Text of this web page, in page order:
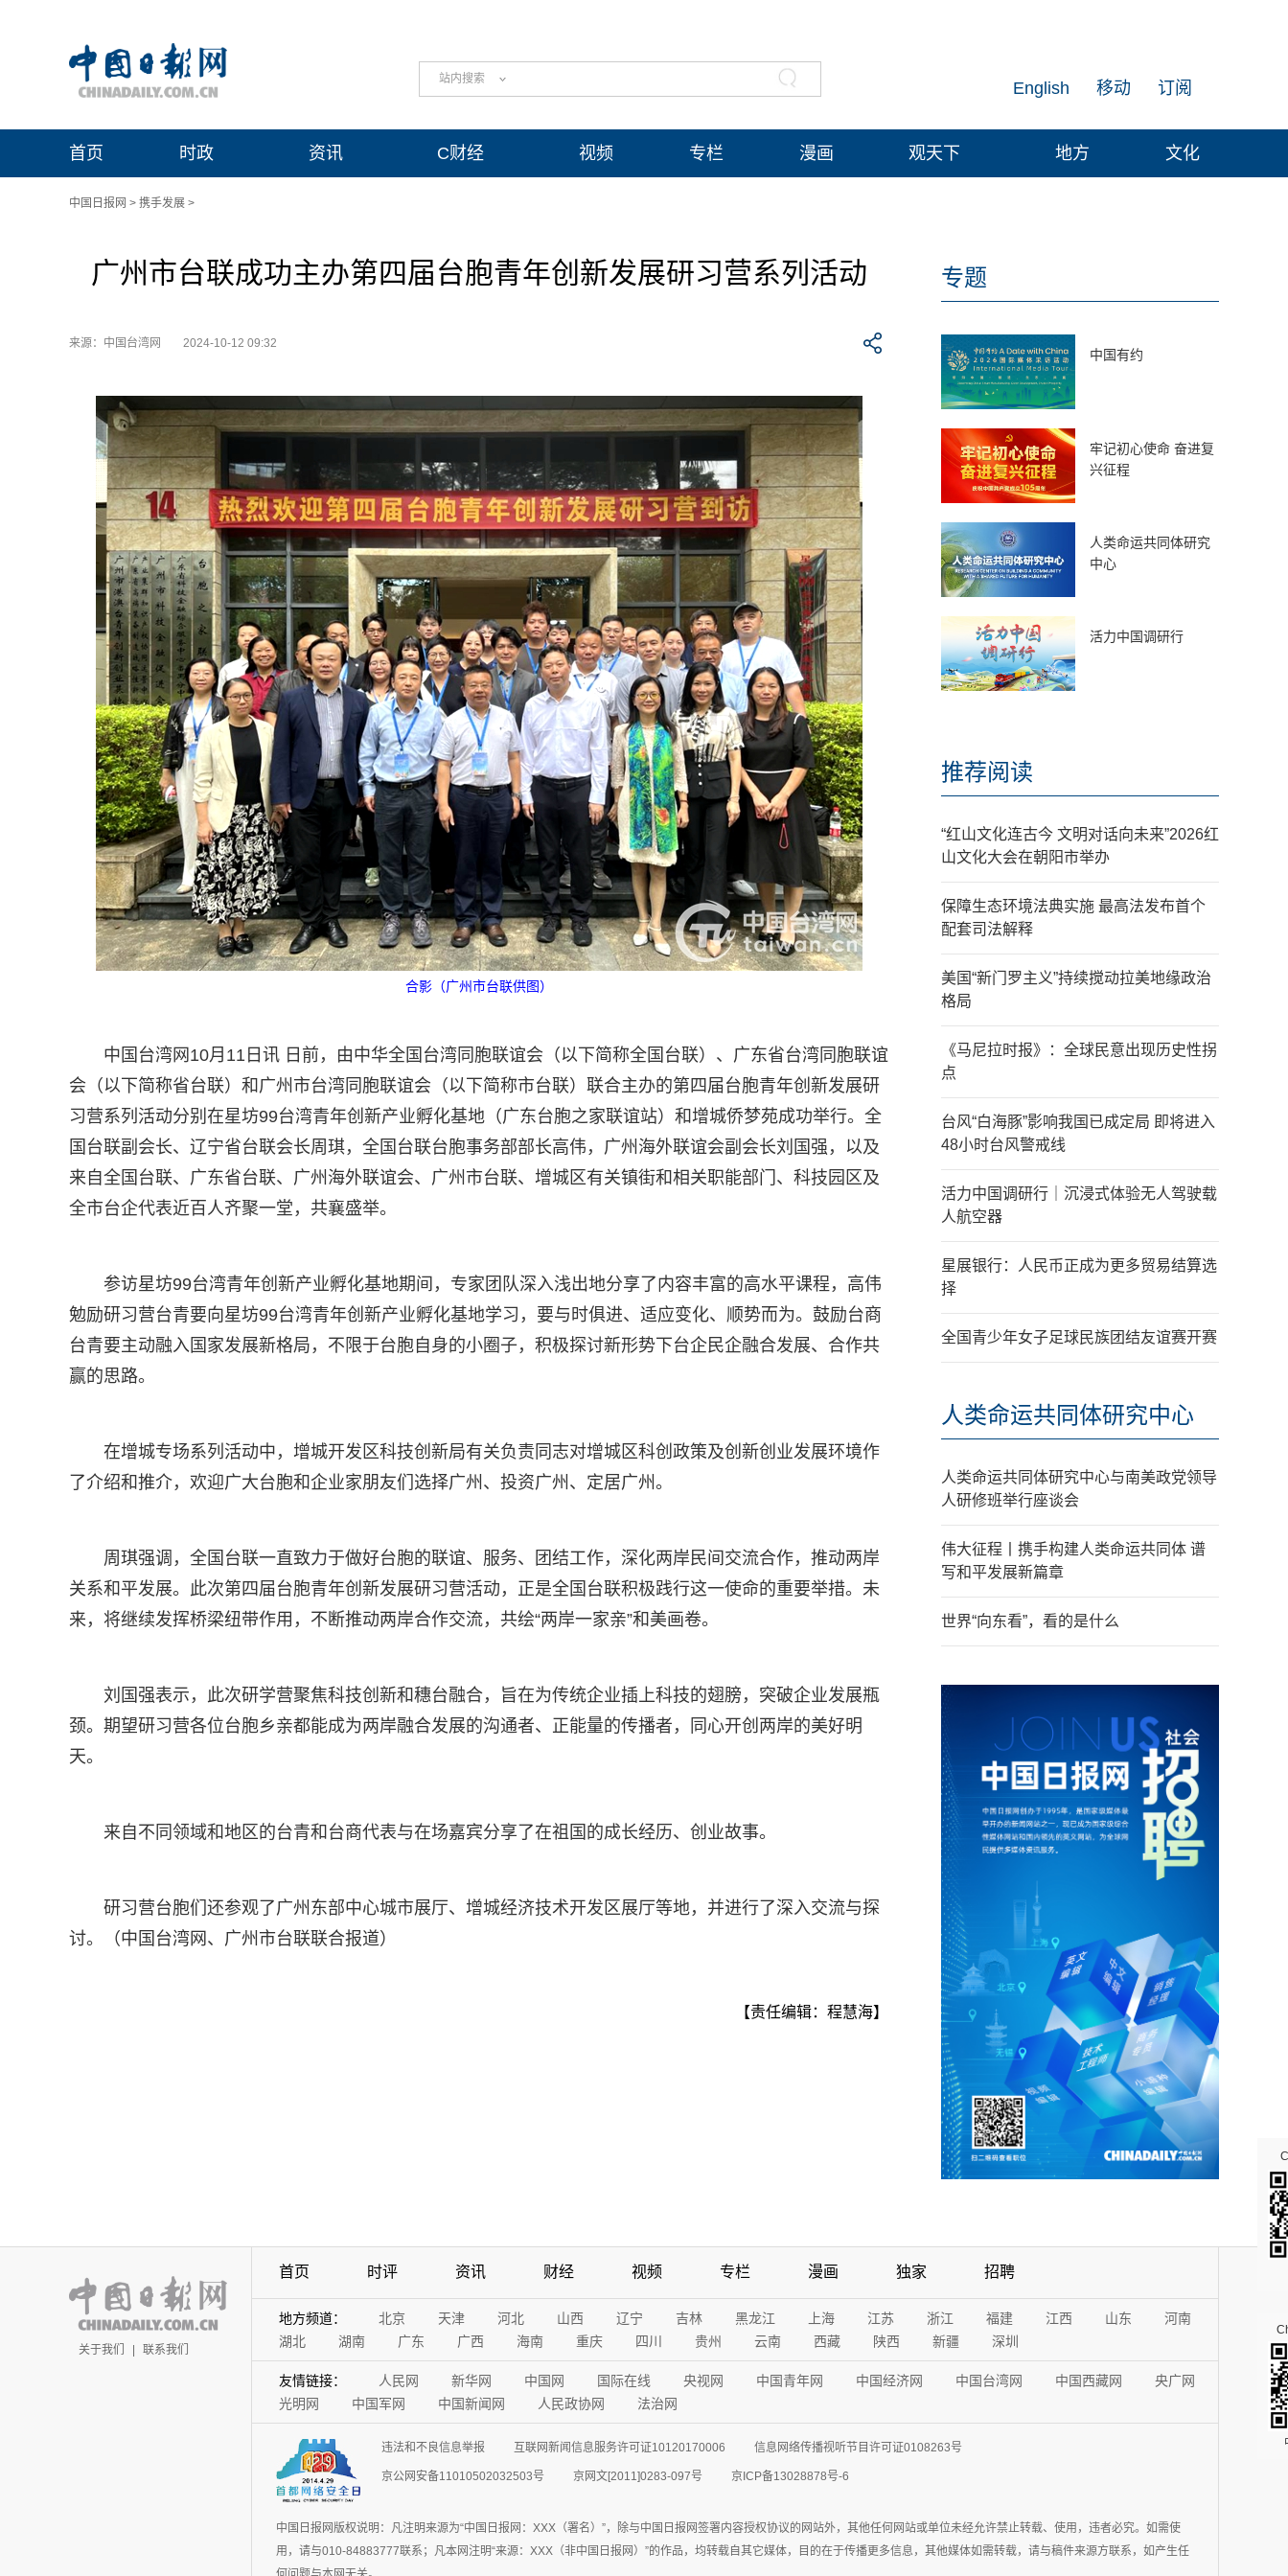
站内搜索 订阅
移动
English
首页 时政 资讯 C财经 视频 专栏 漫画 观天下 地方 文化
中国日报网 > 携手发展 >
广州市台联成功主办第四届台胞青年创新发展研习营系列活动
来源：中国台湾网 2024-10-12 09:32
合影（广州市台联供图）
中国台湾网10月11日讯 日前，由中华全国台湾同胞联谊会（以下简称全国台联）、广东省台湾同胞联谊
会（以下简称省台联）和广州市台湾同胞联谊会（以下简称市台联）联合主办的第四届台胞青年创新发展研
习营系列活动分别在星坊99台湾青年创新产业孵化基地（广东台胞之家联谊站）和增城侨梦苑成功举行。全
国台联副会长、辽宁省台联会长周琪，全国台联台胞事务部部长高伟，广州海外联谊会副会长刘国强，以及
来自全国台联、广东省台联、广州海外联谊会、广州市台联、增城区有关镇街和相关职能部门、科技园区及
全市台企代表近百人齐聚一堂，共襄盛举。
参访星坊99台湾青年创新产业孵化基地期间，专家团队深入浅出地分享了内容丰富的高水平课程，高伟
勉励研习营台青要向星坊99台湾青年创新产业孵化基地学习，要与时俱进、适应变化、顺势而为。鼓励台商
台青要主动融入国家发展新格局，不限于台胞自身的小圈子，积极探讨新形势下台企民企融合发展、合作共
赢的思路。
在增城专场系列活动中，增城开发区科技创新局有关负责同志对增城区科创政策及创新创业发展环境作
了介绍和推介，欢迎广大台胞和企业家朋友们选择广州、投资广州、定居广州。
周琪强调，全国台联一直致力于做好台胞的联谊、服务、团结工作，深化两岸民间交流合作，推动两岸
关系和平发展。此次第四届台胞青年创新发展研习营活动，正是全国台联积极践行这一使命的重要举措。未
来，将继续发挥桥梁纽带作用，不断推动两岸合作交流，共绘“两岸一家亲”和美画卷。
刘国强表示，此次研学营聚焦科技创新和穗台融合，旨在为传统企业插上科技的翅膀，突破企业发展瓶
颈。期望研习营各位台胞乡亲都能成为两岸融合发展的沟通者、正能量的传播者，同心开创两岸的美好明
天。
来自不同领域和地区的台青和台商代表与在场嘉宾分享了在祖国的成长经历、创业故事。
研习营台胞们还参观了广州东部中心城市展厅、增城经济技术开发区展厅等地，并进行了深入交流与探
讨。（中国台湾网、广州市台联联合报道）
【责任编辑：程慧海】
专题
中国有约
牢记初心使命 奋进复
兴征程
人类命运共同体研究
中心
活力中国调研行
推荐阅读
“红山文化连古今 文明对话向未来”2026红
山文化大会在朝阳市举办
保障生态环境法典实施 最高法发布首个
配套司法解释
美国“新门罗主义”持续搅动拉美地缘政治
格局
《马尼拉时报》：全球民意出现历史性拐
点
台风“白海豚”影响我国已成定局 即将进入
48小时台风警戒线
活力中国调研行｜沉浸式体验无人驾驶载
人航空器
星展银行：人民币正成为更多贸易结算选
择
全国青少年女子足球民族团结友谊赛开赛
人类命运共同体研究中心
人类命运共同体研究中心与南美政党领导
人研修班举行座谈会
伟大征程丨携手构建人类命运共同体 谱
写和平发展新篇章
世界“向东看”，看的是什么
关于我们 | 联系我们
首页 时评 资讯 财经 视频 专栏 漫画 独家 招聘
地方频道： 北京 天津 河北 山西 辽宁 吉林 黑龙江 上海 江苏 浙江 福建 江西 山东
河南
湖北
湖南 广东 广西 海南 重庆 四川 贵州 云南 西藏 陕西 新疆 深圳
友情链接： 人民网 新华网 中国网 国际在线 央视网 中国青年网 中国经济网 中国台湾网 中国西藏网
央广网
光明网
中国军网 中国新闻网 人民政协网 法治网
违法和不良信息举报 互联网新闻信息服务许可证10120170006 信息网络传播视听节目许可证0108263号
京公网安备11010502032503号 京网文[2011]0283-097号 京ICP备13028878号-6
中国日报网版权说明：凡注明来源为“中国日报网：XXX（署名）”，除与中国日报网签署内容授权协议的网站外，其他任何网站或单位未经允许禁止转载、使用，违者必究。如需使
用，请与010-84883777联系；凡本网注明“来源：XXX（非中国日报网）”的作品，均转载自其它媒体，目的在于传播更多信息，其他媒体如需转载，请与稿件来源方联系，如产生任